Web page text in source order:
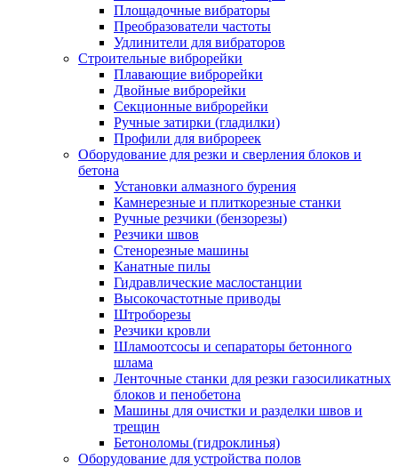
Площадочные вибраторы
Преобразователи частоты
Удлинители для вибраторов
Строительные виброрейки
Плавающие виброрейки
Двойные виброрейки
Секционные виброрейки
Ручные затирки (гладилки)
Профили для виброреек
Оборудование для резки и сверления блоков и
бетона
Установки алмазного бурения
Камнерезные и плиткорезные станки
Ручные резчики (бензорезы)
Резчики швов
Стенорезные машины
Канатные пилы
Гидравлические маслостанции
Высокочастотные приводы
Штроборезы
Резчики кровли
Шламоотсосы и сепараторы бетонного
шлама
Ленточные станки для резки газосиликатных
блоков и пенобетона
Машины для очистки и разделки швов и
трещин
Бетоноломы (гидроклинья)
Оборудование для устройства полов